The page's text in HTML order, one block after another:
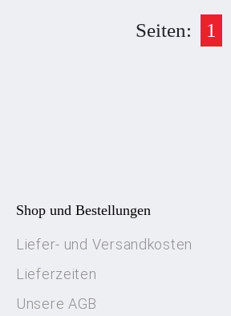
Seiten: 1
Shop und Bestellungen
Liefer- und Versandkosten
Lieferzeiten
Unsere AGB